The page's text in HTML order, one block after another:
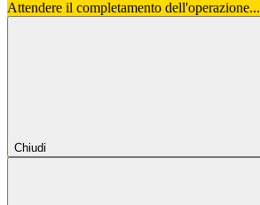
Attendere il completamento dell'operazione...
Chiudi